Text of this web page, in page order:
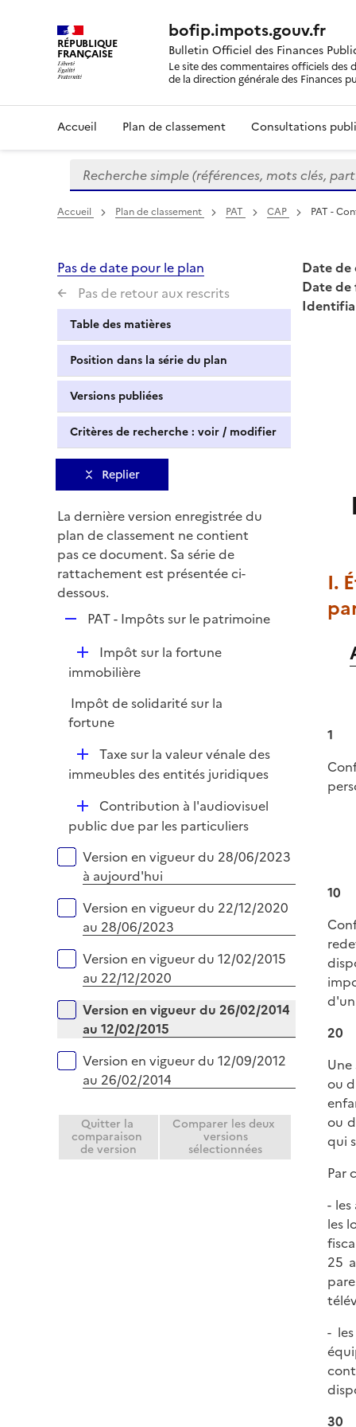
RÉPUBLIQUE
FRANÇAISE
bofip.impots.gouv.fr
Bulletin Officiel des Finances
Le site des commentaires officiels des
de la direction générale des Finances
Accueil Plan de classement Consultations
Formulaire
de
recherche
Recherche simple (références, mots clés,
Accueil Plan de classement PAT CAP PAT -
Pas de date pour le plan
Pas de retour aux rescrits
Table des matières
Position dans la série du plan
Versions publiées
Critères de recherche : voir / modifier
Date
Date
Replier
La dernière version enregistrée du
plan de classement ne contient
pas ce document. Sa série de
rattachement est présentée ci-
dessous.
p
l
e
r
PAT - Impôts sur le patrimoine
D
é
l
i
Impôt sur la fortune
immobilière
Impôt de solidarité sur la
fortune
D
é
i
e
r
Taxe sur la valeur vénale des
immeubles des entités juridiques
D
é
l
i
e
Contribution à l'audiovisuel
public due par les particuliers
Versions sur la période
Version en vigueur du 28/06/2023
à aujourd'hui
Version en vigueur du 22/12/2020
au 28/06/2023
Version en vigueur du 12/02/2015
au 22/12/2020
Version en vigueur du 26/02/2014
au 12/02/2015
Version en vigueur du 12/09/2012
au 26/02/2014
Quitter la
comparaison
de version
Comparer les deux
versions
sélectionnées
I.
1
10
20
ou
ou
qui
Par
-
les
25
-
30